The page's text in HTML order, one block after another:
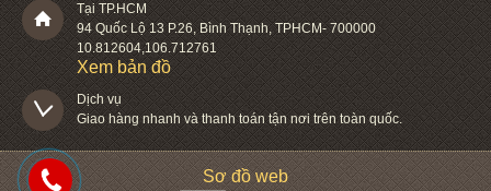
Tại TP.HCM
94 Quốc Lộ 13 P.26,Bình Thạnh,TPHCM-700000
10.812604,106.712761
Xem bản đồ
Dịch vụ
Giao hàng nhanh và thanh toán tận nơi trên toàn quốc.
Sơ đồ web